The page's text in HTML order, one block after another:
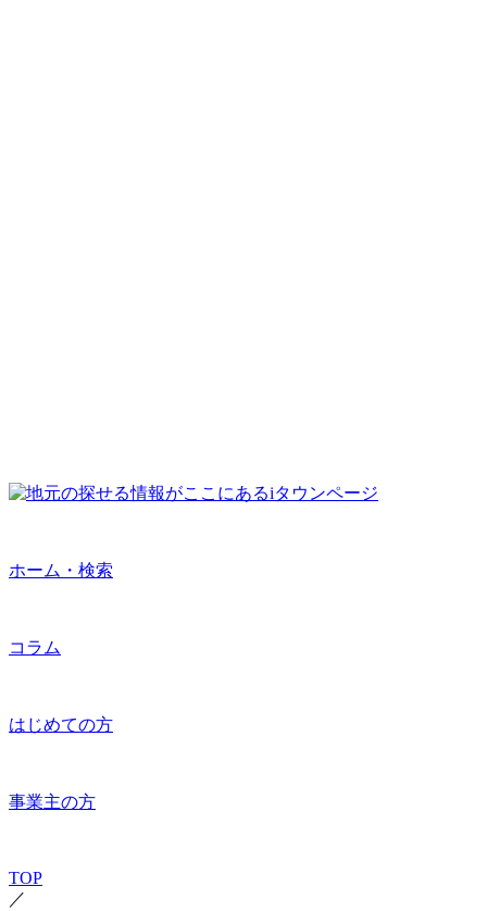
ホーム・検索
コラム
はじめての方
事業主の方
TOP
／